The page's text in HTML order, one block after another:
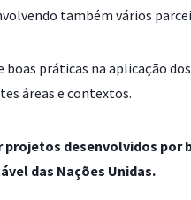
também vários
práticas na aplicação
áreas e contextos.
desenvolvidos por
das Nações Unidas.